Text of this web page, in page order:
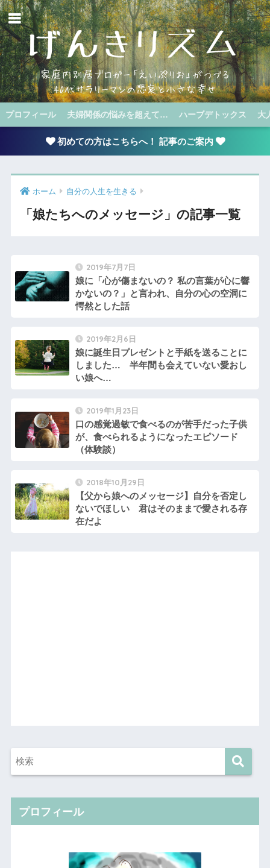
プロフィール 夫婦関係の悩みを超えて… ハーブデトックス 大
初めての方はこちらへ！ 記事のご案内
ホーム 自分の人生を生きる
「娘たちへのメッセージ」の記事一覧
2019年7月7日
娘に「心が傷まないの？ 私の言葉が心に響
かないの？」と言われ、自分の心の空洞に
愕然とした話
2019年2月6日
娘に誕生日プレゼントと手紙を送ることに
しました… 半年間も会えていない愛おし
い娘へ…
2019年1月23日
口の感覚過敏で食べるのが苦手だった子供
が、食べられるようになったエピソード
（体験談）
2018年10月29日
【父から娘へのメッセージ】自分を否定し
ないでほしい 君はそのままで愛される存
在だよ
プロフィール